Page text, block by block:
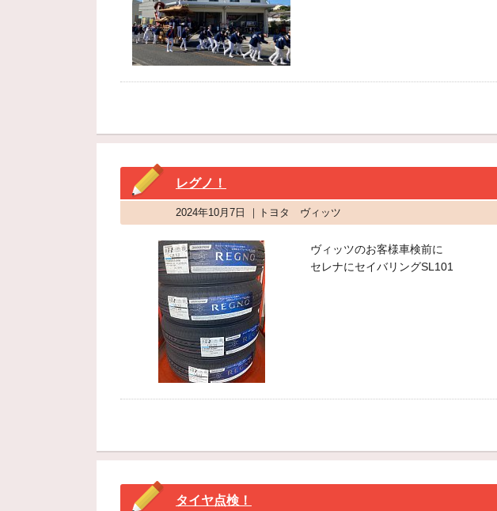
レグノ！
2024年10月7日 ｜トヨタ ヴィッツ
ヴィッツのお客様車検前に
セレナにセイバリングSL101
タイヤ点検！